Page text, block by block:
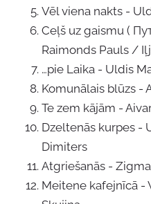
Vēl viena nakts -
Ceļš uz gaismu (
Raimonds Pauls /
…pie Laika - Uldis
Komunālais blūzs -
Te zem kājām -
Dzeltenās kurpes -
Dimiters
Atgriešanās -
Meitene kafejnīcā -